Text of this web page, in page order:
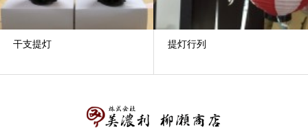
干支提灯 提灯行列